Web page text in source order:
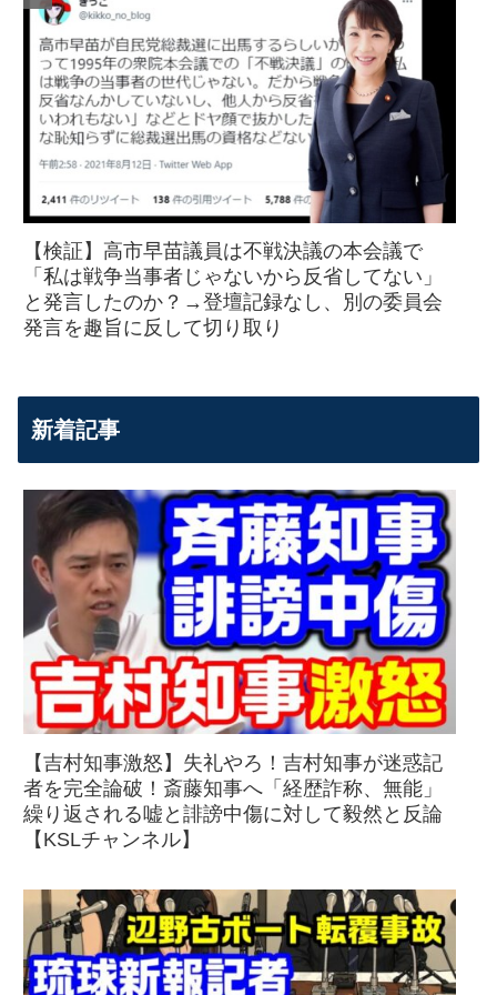
【検証】高市早苗議員は不戦決議の本会議で
「私は戦争当事者じゃないから反省してない」
と発言したのか？→登壇記録なし、別の委員会
発言を趣旨に反して切り取り
新着記事
【吉村知事激怒】失礼やろ！吉村知事が迷惑記
者を完全論破！斎藤知事へ「経歴詐称、無能」
繰り返される嘘と誹謗中傷に対して毅然と反論
【KSLチャンネル】